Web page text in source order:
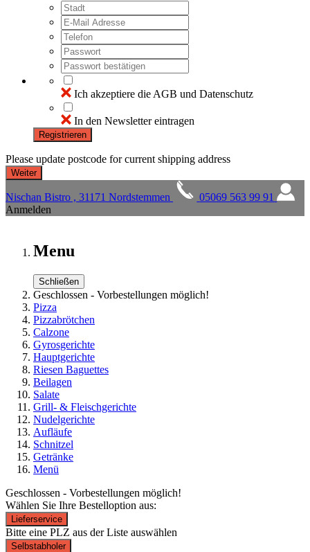
Ich akzeptiere die AGB und Datenschutz
In den Newsletter eintragen
Registrieren
Please update postcode for current shipping address
Nischan Bistro , 31171 Nordstemmen
05069 563 99 91
Anmelden
Menu
Schließen
Geschlossen - Vorbestellungen möglich!
Pizza
Pizzabrötchen
Calzone
Gyrosgerichte
Hauptgerichte
Riesen Baguettes
Beilagen
Salate
Grill- & Fleischgerichte
Nudelgerichte
Aufläufe
Schnitzel
Getränke
Menü
Geschlossen - Vorbestellungen möglich!
Wählen Sie Ihre Bestelloption aus:
Lieferservice
Bitte eine PLZ aus der Liste auswählen
Selbstabholer